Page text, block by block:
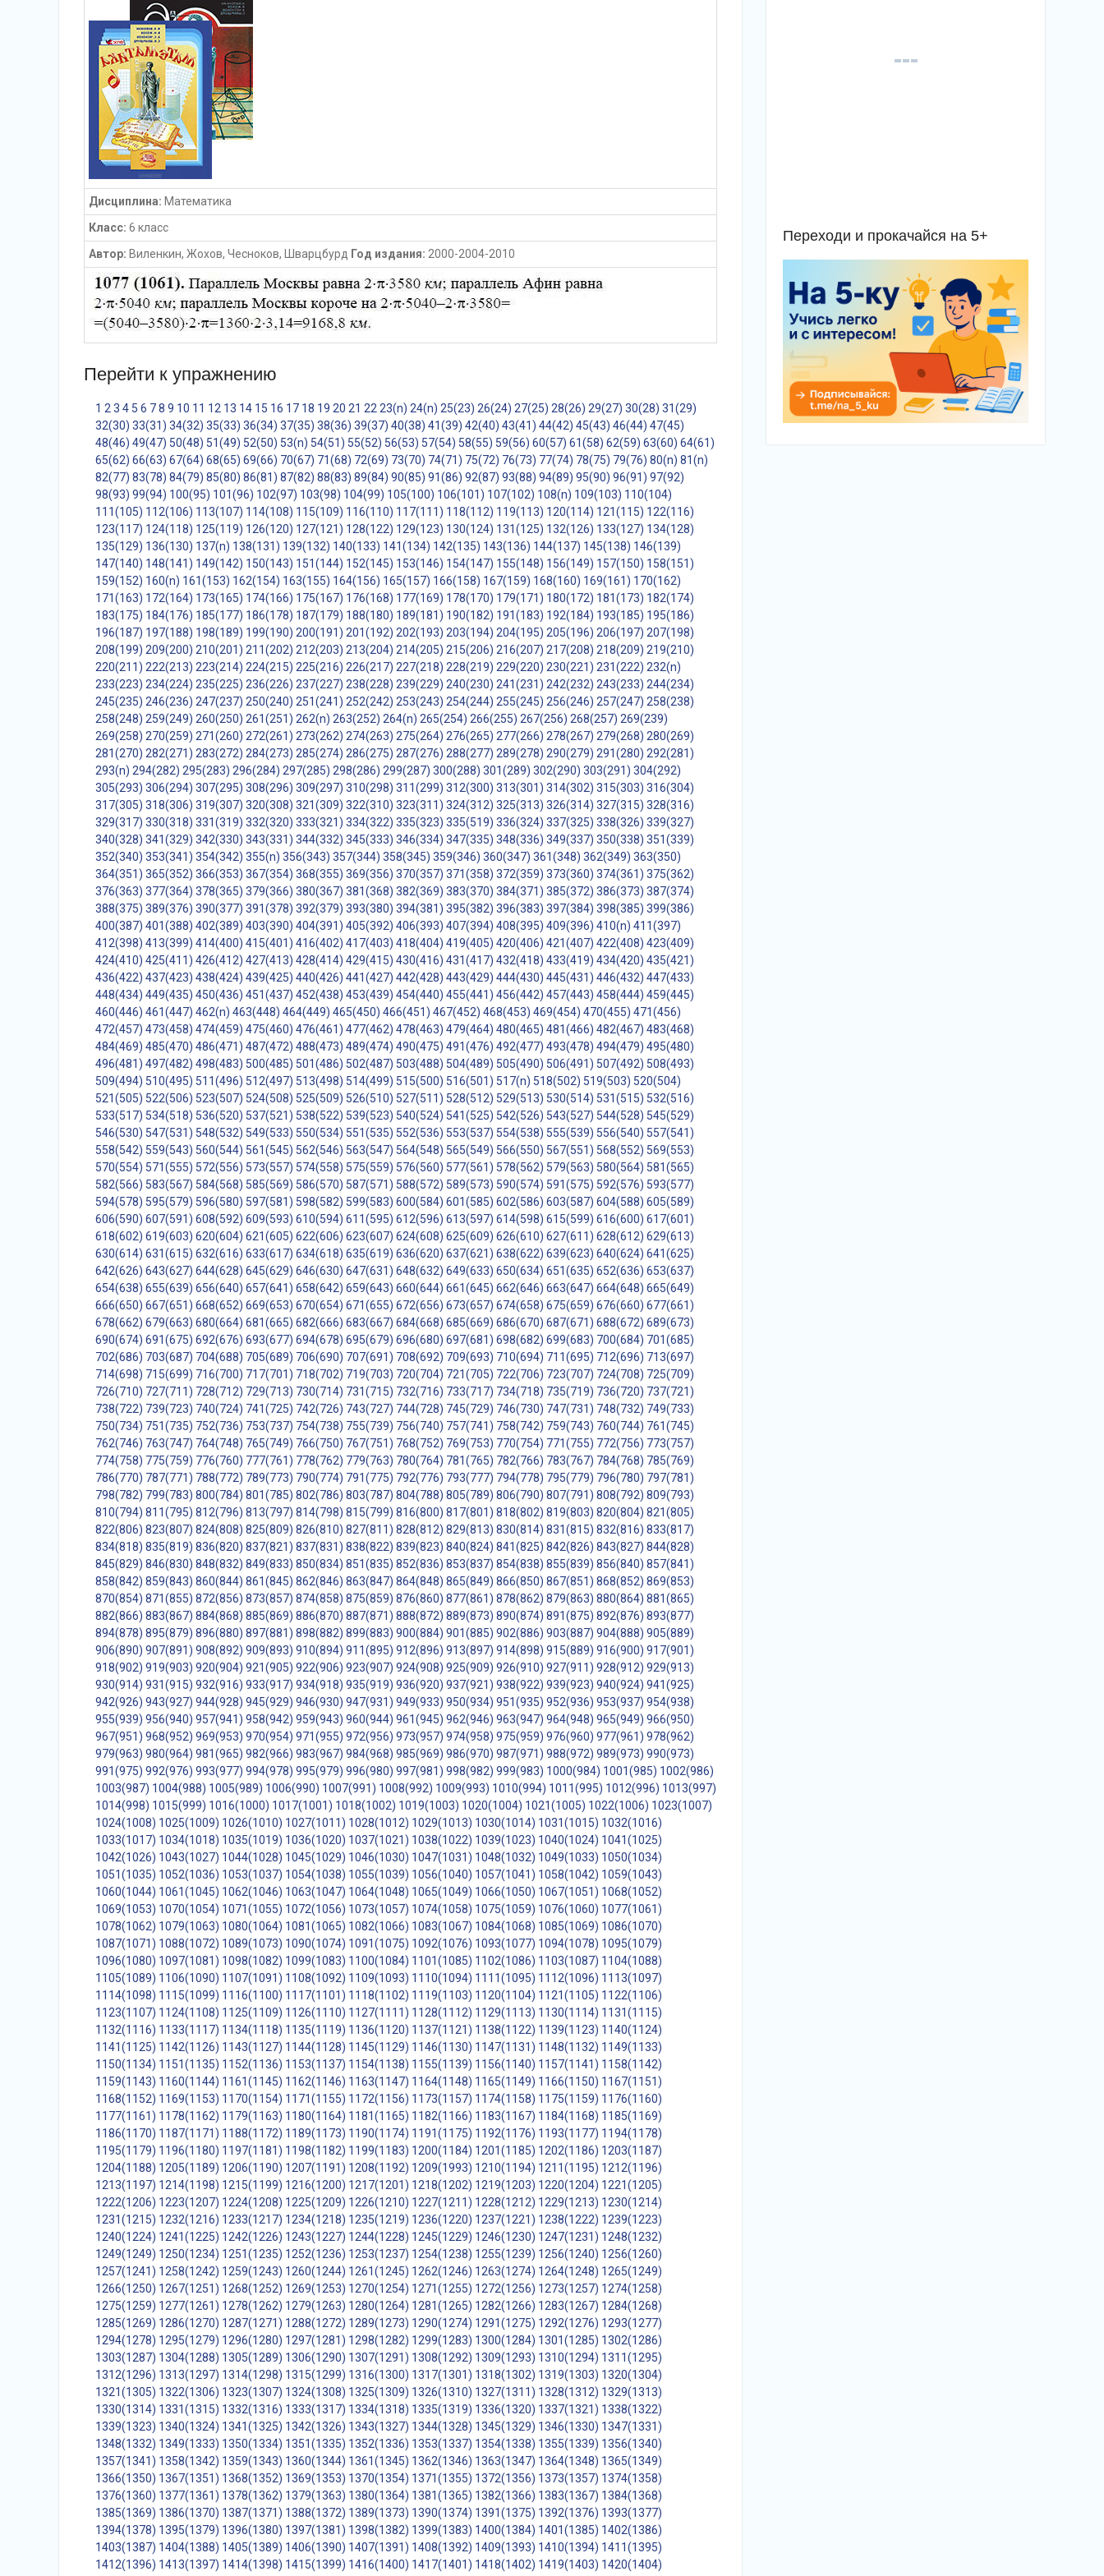
Дисциплина: Математика
Класс: 6 класс
Автор: Виленкин, Жохов, Чесноков, Шварцбурд Год издания: 2000-2004-2010
Перейти к упражнению
1 2 3 4 5 6 78 9 10 11 12 13 14 15 16 17 18 19 20 21 22 23(n) 24(n) 25(23) 26(24) 27(25) 28(26) 29(27) 30(28) 31(29)
32(30) 33(31) 34(32) 35(33) 36(34) 37(35) 38(36) 39(37) 40(38) 41(39) 42(40) 43(41) 44(42) 45(43) 46(44) 47(45)
48(46) 49(47) 50(48) 51(49) 52(50) 53(n) 54(51) 55(52) 56(53) 57(54) 58(55) 59(56) 60(57) 61(58) 62(59) 63(60) 64(61)
65(62) 66(63) 67(64) 68(65) 69(66) 70(67) 71(68) 72(69) 73(70) 74(71) 75(72) 76(73) 77(74) 78(75) 79(76) 80(n) 81(n)
82(77) 83(78) 84(79) 85(80) 86(81) 87(82) 88(83) 89(84) 90(85) 91(86) 92(87) 93(88) 94(89) 95(90) 96(91) 97(92)
98(93) 99(94) 100(95) 101(96) 102(97) 103(98) 104(99) 105(100) 106(101) 107(102) 108(n) 109(103) 110(104)
111(105) 112(106) 113(107) 114(108) 115(109) 116(110) 117(111) 118(112) 119(113) 120(114) 121(115) 122(116)
123(117) 124(118) 125(119) 126(120) 127(121) 128(122) 129(123) 130(124) 131(125) 132(126) 133(127) 134(128)
135(129) 136(130) 137(n) 138(131) 139(132) 140(133) 141(134) 142(135) 143(136) 144(137) 145(138) 146(139)
147(140) 148(141) 149(142) 150(143) 151(144) 152(145) 153(146) 154(147) 155(148) 156(149) 157(150) 158(151)
159(152) 160(n) 161(153) 162(154) 163(155) 164(156) 165(157) 166(158) 167(159) 168(160) 169(161) 170(162)
171(163) 172(164) 173(165) 174(166) 175(167) 176(168) 177(169) 178(170) 179(171) 180(172) 181(173) 182(174)
183(175) 184(176) 185(177) 186(178) 187(179) 188(180) 189(181) 190(182) 191(183) 192(184) 193(185) 195(186)
196(187) 197(188) 198(189) 199(190) 200(191) 201(192) 202(193) 203(194) 204(195) 205(196) 206(197) 207(198)
208(199) 209(200) 210(201) 211(202) 212(203) 213(204) 214(205) 215(206) 216(207) 217(208) 218(209) 219(210)
220(211) 222(213) 223(214) 224(215) 225(216) 226(217) 227(218) 228(219) 229(220) 230(221) 231(222) 232(n)
233(223) 234(224) 235(225) 236(226) 237(227) 238(228) 239(229) 240(230) 241(231) 242(232) 243(233) 244(234)
245(235) 246(236) 247(237) 250(240) 251(241) 252(242) 253(243) 254(244) 255(245) 256(246) 257(247) 258(238)
258(248) 259(249) 260(250) 261(251) 262(n) 263(252) 264(n) 265(254) 266(255) 267(256) 268(257) 269(239)
269(258) 270(259) 271(260) 272(261) 273(262) 274(263) 275(264) 276(265) 277(266) 278(267) 279(268) 280(269)
281(270) 282(271) 283(272) 284(273) 285(274) 286(275) 287(276) 288(277) 289(278) 290(279) 291(280) 292(281)
293(n) 294(282) 295(283) 296(284) 297(285) 298(286) 299(287) 300(288) 301(289) 302(290) 303(291) 304(292)
305(293) 306(294) 307(295) 308(296) 309(297) 310(298) 311(299) 312(300) 313(301) 314(302) 315(303) 316(304)
317(305) 318(306) 319(307) 320(308) 321(309) 322(310) 323(311) 324(312) 325(313) 326(314) 327(315) 328(316)
329(317) 330(318) 331(319) 332(320) 333(321) 334(322) 335(323) 335(519) 336(324) 337(325) 338(326) 339(327)
340(328) 341(329) 342(330) 343(331) 344(332) 345(333) 346(334) 347(335) 348(336) 349(337) 350(338) 351(339)
352(340) 353(341) 354(342) 355(n) 356(343) 357(344) 358(345) 359(346) 360(347) 361(348) 362(349) 363(350)
364(351) 365(352) 366(353) 367(354) 368(355) 369(356) 370(357) 371(358) 372(359) 373(360) 374(361) 375(362)
376(363) 377(364) 378(365) 379(366) 380(367) 381(368) 382(369) 383(370) 384(371) 385(372) 386(373) 387(374)
388(375) 389(376) 390(377) 391(378) 392(379) 393(380) 394(381) 395(382) 396(383) 397(384) 398(385) 399(386)
400(387) 401(388) 402(389) 403(390) 404(391) 405(392) 406(393) 407(394) 408(395) 409(396) 410(n) 411(397)
412(398) 413(399) 414(400) 415(401) 416(402) 417(403) 418(404) 419(405) 420(406) 421(407) 422(408) 423(409)
424(410) 425(411) 426(412) 427(413) 428(414) 429(415) 430(416) 431(417) 432(418) 433(419) 434(420) 435(421)
436(422) 437(423) 438(424) 439(425) 440(426) 441(427) 442(428) 443(429) 444(430) 445(431) 446(432) 447(433)
448(434) 449(435) 450(436) 451(437) 452(438) 453(439) 454(440) 455(441) 456(442) 457(443) 458(444) 459(445)
460(446) 461(447) 462(n) 463(448) 464(449) 465(450) 466(451) 467(452) 468(453) 469(454) 470(455) 471(456)
472(457) 473(458) 474(459) 475(460) 476(461) 477(462) 478(463) 479(464) 480(465) 481(466) 482(467) 483(468)
484(469) 485(470) 486(471) 487(472) 488(473) 489(474) 490(475) 491(476) 492(477) 493(478) 494(479) 495(480)
496(481) 497(482) 498(483) 500(485) 501(486) 502(487) 503(488) 504(489) 505(490) 506(491) 507(492) 508(493)
509(494) 510(495) 511(496) 512(497) 513(498) 514(499) 515(500) 516(501) 517(n) 518(502) 519(503) 520(504)
521(505) 522(506) 523(507) 524(508) 525(509) 526(510) 527(511) 528(512) 529(513) 530(514) 531(515) 532(516)
533(517) 534(518) 536(520) 537(521) 538(522) 539(523) 540(524) 541(525) 542(526) 543(527) 544(528) 545(529)
546(530) 547(531) 548(532) 549(533) 550(534) 551(535) 552(536) 553(537) 554(538) 555(539) 556(540) 557(541)
558(542) 559(543) 560(544) 561(545) 562(546) 563(547) 564(548) 565(549) 566(550) 567(551) 568(552) 569(553)
570(554) 571(555) 572(556) 573(557) 574(558) 575(559) 576(560) 577(561) 578(562) 579(563) 580(564) 581(565)
582(566) 583(567) 584(568) 585(569) 586(570) 587(571) 588(572) 589(573) 590(574) 591(575) 592(576) 593(577)
594(578) 595(579) 596(580) 597(581) 598(582) 599(583) 600(584) 601(585) 602(586) 603(587) 604(588) 605(589)
606(590) 607(591) 608(592) 609(593) 610(594) 611(595) 612(596) 613(597) 614(598) 615(599) 616(600) 617(601)
618(602) 619(603) 620(604) 621(605) 622(606) 623(607) 624(608) 625(609) 626(610) 627(611) 628(612) 629(613)
630(614) 631(615) 632(616) 633(617) 634(618) 635(619) 636(620) 637(621) 638(622) 639(623) 640(624) 641(625)
642(626) 643(627) 644(628) 645(629) 646(630) 647(631) 648(632) 649(633) 650(634) 651(635) 652(636) 653(637)
654(638) 655(639) 656(640) 657(641) 658(642) 659(643) 660(644) 661(645) 662(646) 663(647) 664(648) 665(649)
666(650) 667(651) 668(652) 669(653) 670(654) 671(655) 672(656) 673(657) 674(658) 675(659) 676(660) 677(661)
678(662) 679(663) 680(664) 681(665) 682(666) 683(667) 684(668) 685(669) 686(670) 687(671) 688(672) 689(673)
690(674) 691(675) 692(676) 693(677) 694(678) 695(679) 696(680) 697(681) 698(682) 699(683) 700(684) 701(685)
702(686) 703(687) 704(688) 705(689) 706(690) 707(691) 708(692) 709(693) 710(694) 711(695) 712(696) 713(697)
714(698) 715(699) 716(700) 717(701) 718(702) 719(703) 720(704) 721(705) 722(706) 723(707) 724(708) 725(709)
726(710) 727(711) 728(712) 729(713) 730(714) 731(715) 732(716) 733(717) 734(718) 735(719) 736(720) 737(721)
738(722) 739(723) 740(724) 741(725) 742(726) 743(727) 744(728) 745(729) 746(730) 747(731) 748(732) 749(733)
750(734) 751(735) 752(736) 753(737) 754(738) 755(739) 756(740) 757(741) 758(742) 759(743) 760(744) 761(745)
762(746) 763(747) 764(748) 765(749) 766(750) 767(751) 768(752) 769(753) 770(754) 771(755) 772(756) 773(757)
774(758) 775(759) 776(760) 777(761) 778(762) 779(763) 780(764) 781(765) 782(766) 783(767) 784(768) 785(769)
786(770) 787(771) 788(772) 789(773) 790(774) 791(775) 792(776) 793(777) 794(778) 795(779) 796(780) 797(781)
798(782) 799(783) 800(784) 801(785) 802(786) 803(787) 804(788) 805(789) 806(790) 807(791) 808(792) 809(793)
810(794) 811(795) 812(796) 813(797) 814(798) 815(799) 816(800) 817(801) 818(802) 819(803) 820(804) 821(805)
822(806) 823(807) 824(808) 825(809) 826(810) 827(811) 828(812) 829(813) 830(814) 831(815) 832(816) 833(817)
834(818) 835(819) 836(820) 837(821) 837(831) 838(822) 839(823) 840(824) 841(825) 842(826) 843(827) 844(828)
845(829) 846(830) 848(832) 849(833) 850(834) 851(835) 852(836) 853(837) 854(838) 855(839) 856(840) 857(841)
858(842) 859(843) 860(844) 861(845) 862(846) 863(847) 864(848) 865(849) 866(850) 867(851) 868(852) 869(853)
870(854) 871(855) 872(856) 873(857) 874(858) 875(859) 876(860) 877(861) 878(862) 879(863) 880(864) 881(865)
882(866) 883(867) 884(868) 885(869) 886(870) 887(871) 888(872) 889(873) 890(874) 891(875) 892(876) 893(877)
894(878) 895(879) 896(880) 897(881) 898(882) 899(883) 900(884) 901(885) 902(886) 903(887) 904(888) 905(889)
906(890) 907(891) 908(892) 909(893) 910(894) 911(895) 912(896) 913(897) 914(898) 915(889) 916(900) 917(901)
918(902) 919(903) 920(904) 921(905) 922(906) 923(907) 924(908) 925(909) 926(910) 927(911) 928(912) 929(913)
930(914) 931(915) 932(916) 933(917) 934(918) 935(919) 936(920) 937(921) 938(922) 939(923) 940(924) 941(925)
942(926) 943(927) 944(928) 945(929) 946(930) 947(931) 949(933) 950(934) 951(935) 952(936) 953(937) 954(938)
955(939) 956(940) 957(941) 958(942) 959(943) 960(944) 961(945) 962(946) 963(947) 964(948) 965(949) 966(950)
967(951) 968(952) 969(953) 970(954) 971(955) 972(956) 973(957) 974(958) 975(959) 976(960) 977(961) 978(962)
979(963) 980(964) 981(965) 982(966) 983(967) 984(968) 985(969) 986(970) 987(971) 988(972) 989(973) 990(973)
991(975) 992(976) 993(977) 994(978) 995(979) 996(980) 997(981) 998(982) 999(983) 1000(984) 1001(985) 1002(986)
1003(987) 1004(988) 1005(989) 1006(990) 1007(991) 1008(992) 1009(993) 1010(994) 1011(995) 1012(996) 1013(997)
1014(998) 1015(999) 1016(1000) 1017(1001) 1018(1002) 1019(1003) 1020(1004) 1021(1005) 1022(1006) 1023(1007)
1024(1008) 1025(1009) 1026(1010) 1027(1011) 1028(1012) 1029(1013) 1030(1014) 1031(1015) 1032(1016)
1033(1017) 1034(1018) 1035(1019) 1036(1020) 1037(1021) 1038(1022) 1039(1023) 1040(1024) 1041(1025)
1042(1026) 1043(1027) 1044(1028) 1045(1029) 1046(1030) 1047(1031) 1048(1032) 1049(1033) 1050(1034)
1051(1035) 1052(1036) 1053(1037) 1054(1038) 1055(1039) 1056(1040) 1057(1041) 1058(1042) 1059(1043)
1060(1044) 1061(1045) 1062(1046) 1063(1047) 1064(1048) 1065(1049) 1066(1050) 1067(1051) 1068(1052)
1069(1053) 1070(1054) 1071(1055) 1072(1056) 1073(1057) 1074(1058) 1075(1059) 1076(1060) 1077(1061)
1078(1062) 1079(1063) 1080(1064) 1081(1065) 1082(1066) 1083(1067) 1084(1068) 1085(1069) 1086(1070)
1087(1071) 1088(1072) 1089(1073) 1090(1074) 1091(1075) 1092(1076) 1093(1077) 1094(1078) 1095(1079)
1096(1080) 1097(1081) 1098(1082) 1099(1083) 1100(1084) 1101(1085) 1102(1086) 1103(1087) 1104(1088)
1105(1089) 1106(1090) 1107(1091) 1108(1092) 1109(1093) 1110(1094) 1111(1095) 1112(1096) 1113(1097)
1114(1098) 1115(1099) 1116(1100) 1117(1101) 1118(1102) 1119(1103) 1120(1104) 1121(1105) 1122(1106)
1123(1107) 1124(1108) 1125(1109) 1126(1110) 1127(1111) 1128(1112) 1129(1113) 1130(1114) 1131(1115)
1132(1116) 1133(1117) 1134(1118) 1135(1119) 1136(1120) 1137(1121) 1138(1122) 1139(1123) 1140(1124)
1141(1125) 1142(1126) 1143(1127) 1144(1128) 1145(1129) 1146(1130) 1147(1131) 1148(1132) 1149(1133)
1150(1134) 1151(1135) 1152(1136) 1153(1137) 1154(1138) 1155(1139) 1156(1140) 1157(1141) 1158(1142)
1159(1143) 1160(1144) 1161(1145) 1162(1146) 1163(1147) 1164(1148) 1165(1149) 1166(1150) 1167(1151)
1168(1152) 1169(1153) 1170(1154) 1171(1155) 1172(1156) 1173(1157) 1174(1158) 1175(1159) 1176(1160)
1177(1161) 1178(1162) 1179(1163) 1180(1164) 1181(1165) 1182(1166) 1183(1167) 1184(1168) 1185(1169)
1186(1170) 1187(1171) 1188(1172) 1189(1173) 1190(1174) 1191(1175) 1192(1176) 1193(1177) 1194(1178)
1195(1179) 1196(1180) 1197(1181) 1198(1182) 1199(1183) 1200(1184) 1201(1185) 1202(1186) 1203(1187)
1204(1188) 1205(1189) 1206(1190) 1207(1191) 1208(1192) 1209(1993) 1210(1194) 1211(1195) 1212(1196)
1213(1197) 1214(1198) 1215(1199) 1216(1200) 1217(1201) 1218(1202) 1219(1203) 1220(1204) 1221(1205)
1222(1206) 1223(1207) 1224(1208) 1225(1209) 1226(1210) 1227(1211) 1228(1212) 1229(1213) 1230(1214)
1231(1215) 1232(1216) 1233(1217) 1234(1218) 1235(1219) 1236(1220) 1237(1221) 1238(1222) 1239(1223)
1240(1224) 1241(1225) 1242(1226) 1243(1227) 1244(1228) 1245(1229) 1246(1230) 1247(1231) 1248(1232)
1249(1249) 1250(1234) 1251(1235) 1252(1236) 1253(1237) 1254(1238) 1255(1239) 1256(1240) 1256(1260)
1257(1241) 1258(1242) 1259(1243) 1260(1244) 1261(1245) 1262(1246) 1263(1274) 1264(1248) 1265(1249)
1266(1250) 1267(1251) 1268(1252) 1269(1253) 1270(1254) 1271(1255) 1272(1256) 1273(1257) 1274(1258)
1275(1259) 1277(1261) 1278(1262) 1279(1263) 1280(1264) 1281(1265) 1282(1266) 1283(1267) 1284(1268)
1285(1269) 1286(1270) 1287(1271) 1288(1272) 1289(1273) 1290(1274) 1291(1275) 1292(1276) 1293(1277)
1294(1278) 1295(1279) 1296(1280) 1297(1281) 1298(1282) 1299(1283) 1300(1284) 1301(1285) 1302(1286)
1303(1287) 1304(1288) 1305(1289) 1306(1290) 1307(1291) 1308(1292) 1309(1293) 1310(1294) 1311(1295)
1312(1296) 1313(1297) 1314(1298) 1315(1299) 1316(1300) 1317(1301) 1318(1302) 1319(1303) 1320(1304)
1321(1305) 1322(1306) 1323(1307) 1324(1308) 1325(1309) 1326(1310) 1327(1311) 1328(1312) 1329(1313)
1330(1314) 1331(1315) 1332(1316) 1333(1317) 1334(1318) 1335(1319) 1336(1320) 1337(1321) 1338(1322)
1339(1323) 1340(1324) 1341(1325) 1342(1326) 1343(1327) 1344(1328) 1345(1329) 1346(1330) 1347(1331)
1348(1332) 1349(1333) 1350(1334) 1351(1335) 1352(1336) 1353(1337) 1354(1338) 1355(1339) 1356(1340)
1357(1341) 1358(1342) 1359(1343) 1360(1344) 1361(1345) 1362(1346) 1363(1347) 1364(1348) 1365(1349)
1366(1350) 1367(1351) 1368(1352) 1369(1353) 1370(1354) 1371(1355) 1372(1356) 1373(1357) 1374(1358)
1376(1360) 1377(1361) 1378(1362) 1379(1363) 1380(1364) 1381(1365) 1382(1366) 1383(1367) 1384(1368)
1385(1369) 1386(1370) 1387(1371) 1388(1372) 1389(1373) 1390(1374) 1391(1375) 1392(1376) 1393(1377)
1394(1378) 1395(1379) 1396(1380) 1397(1381) 1398(1382) 1399(1383) 1400(1384) 1401(1385) 1402(1386)
1403(1387) 1404(1388) 1405(1389) 1406(1390) 1407(1391) 1408(1392) 1409(1393) 1410(1394) 1411(1395)
1412(1396) 1413(1397) 1414(1398) 1415(1399) 1416(1400) 1417(1401) 1418(1402) 1419(1403) 1420(1404)
Переходи и прокачайся на 5+